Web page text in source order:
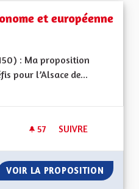
et européenne
: Ma proposition
pour l’Alsace de...
: Autres
57 57 ABONNÉS
SUIVRE
VOIR LA PROPOSITION POUR